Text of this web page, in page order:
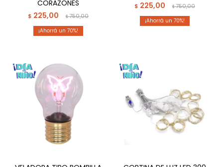
CORAZONES
$ 225,00 $750,00
70
$ 225,00 $750,00
70